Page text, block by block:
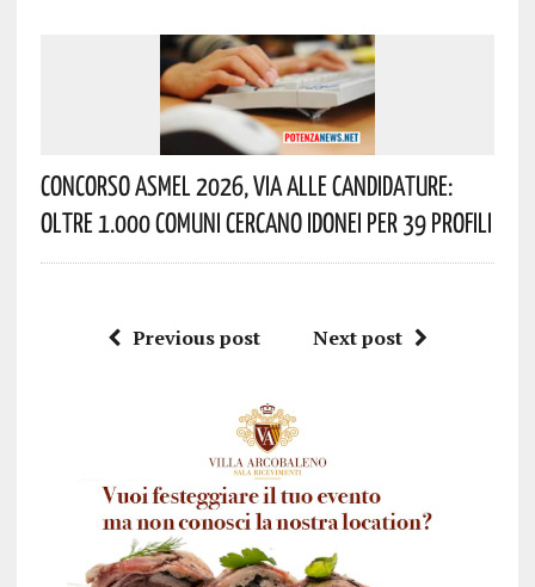
Concorso Asmel 2026, Via Alle Candidature:
Oltre 1.000 Comuni Cercano Idonei Per 39 Profili
Previous post Next post